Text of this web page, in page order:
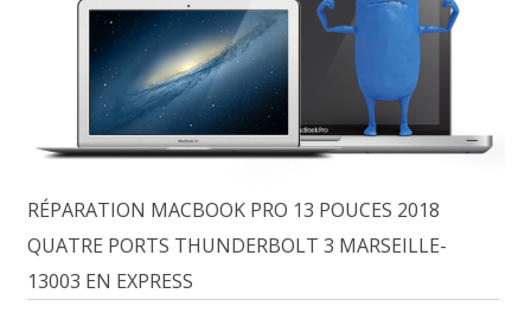
RÉPARATION MACBOOK PRO 13 POUCES 2018
QUATRE PORTS THUNDERBOLT 3 MARSEILLE-
13003 EN EXPRESS